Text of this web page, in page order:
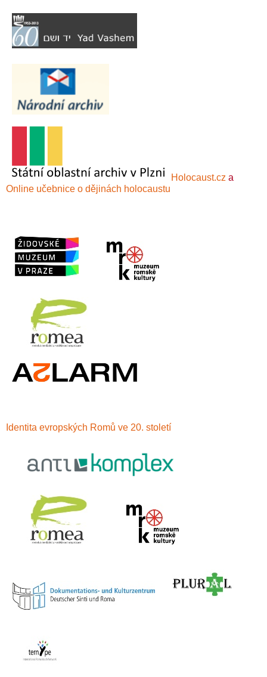
Holocaust.cz a
Online učebnice o dějinách holocaustu
Identita evropských Romů ve 20. století